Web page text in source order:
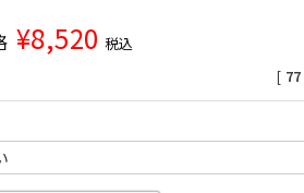
¥8,520 税込
[ 77